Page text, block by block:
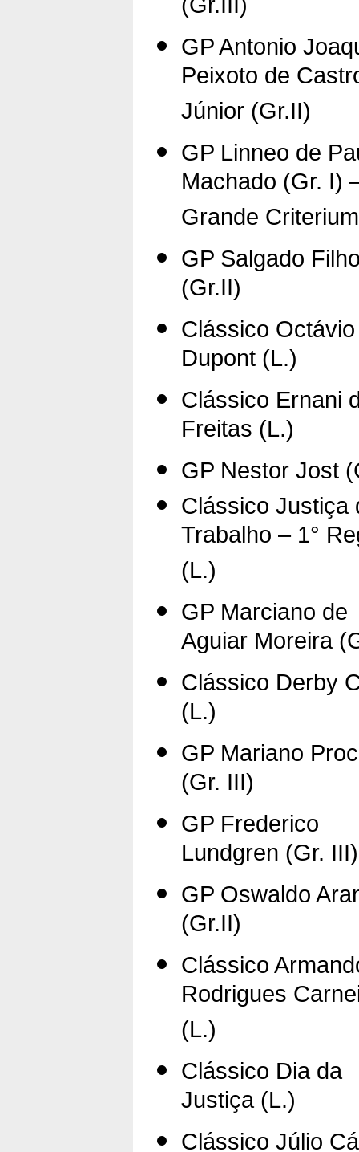
(Gr.III)
GP Antonio
Peixoto de
Júnior (Gr.II)
GP Linneo de
Machado (Gr. I)
Grande Criterium
GP Salgado
(Gr.II)
Clássico Octávio
Dupont (L.)
Clássico Ernani
Freitas (L.)
GP Nestor Jost
Clássico Justiça
Trabalho – 1°
(L.)
GP Marciano de
Aguiar Moreira
Clássico Derby
(L.)
GP Mariano
(Gr. III)
GP Frederico
Lundgren (Gr. III)
GP Oswaldo
(Gr.II)
Clássico
Rodrigues
(L.)
Clássico Dia da
Justiça (L.)
Clássico Júlio